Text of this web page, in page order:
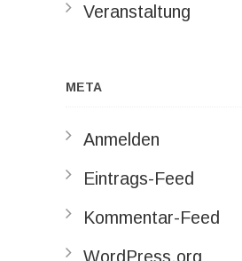
Veranstaltung
META
Anmelden
Eintrags-Feed
Kommentar-Feed
WordPress.org